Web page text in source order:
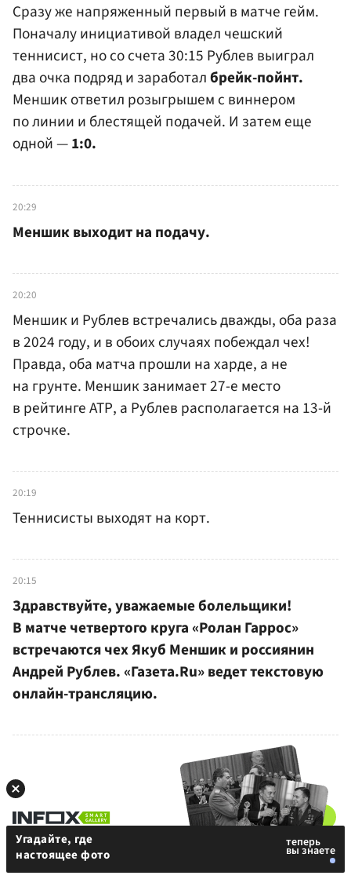
Сразу же напряженный первый в матче гейм.
Поначалу инициативой владел чешский
теннисист, но со счета 30:15 Рублев выиграл
два очка подряд и заработалбрейк-пойнт.
Меншик ответил розыгрышем с виннером
по линии и блестящей подачей. И затем еще
одной —1:0.
20:29
Меншик выходит на подачу.
20:20
Меншик и Рублев встречались дважды, оба раза
в 2024 году, и в обоих случаях побеждал чех!
Правда, оба матча прошли на харде, а не
на грунте. Меншик занимает 27-е место
в рейтинге АТР, а Рублев располагается на 13-й
строчке.
20:19
Теннисисты выходят на корт.
20:15
Здравствуйте, уважаемые болельщики!
В матче четвертого круга «Ролан Гаррос»
встречаются чех Якуб Меншик и россиянин
Андрей Рублев. «Газета.Ru» ведет текстовую
онлайн-трансляцию.
1
Госдума приняла закон о запрете на проживание в
России
Угадайте, где
настоящее фото